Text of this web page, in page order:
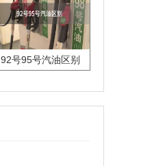
92号95号汽油区别